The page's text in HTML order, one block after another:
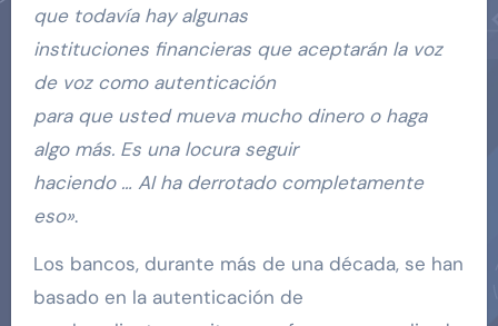
que todavía hay algunas
instituciones financieras que aceptarán la voz
de voz como autenticación
para que usted mueva mucho dinero o haga
algo más. Es una locura seguir
haciendo … AI ha derrotado completamente
eso».
Los bancos, durante más de una década, se han
basado en la autenticación de